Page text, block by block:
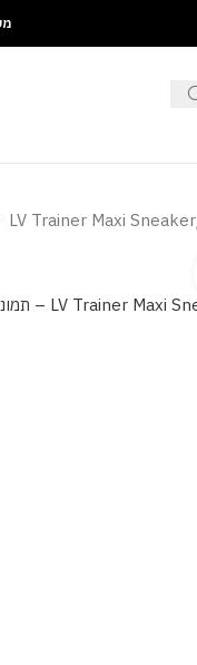
LV Trainer Maxi Sneaker